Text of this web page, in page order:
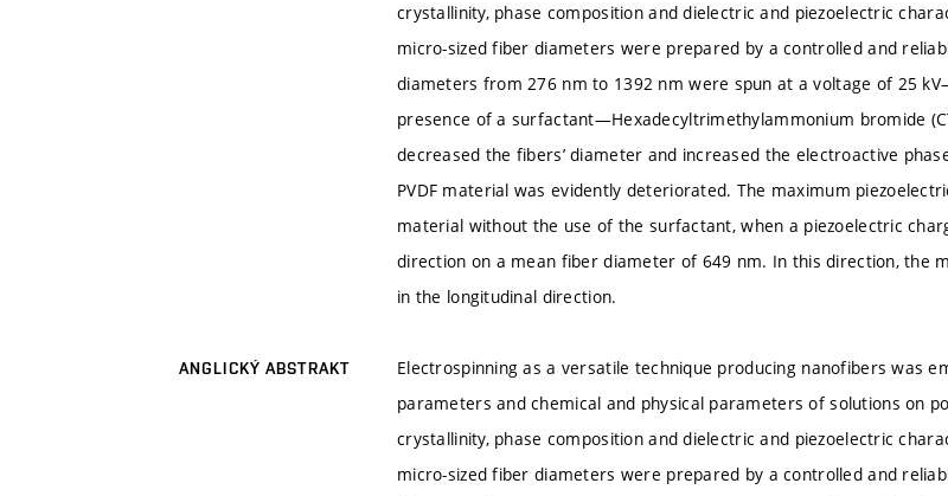
crystallinity, phase composition and dielectric and piezoelectric
micro-sized fiber diameters were prepared by a controlled and
diameters from 276 nm to 1392 nm were spun at a voltage of 25
presence of a surfactant—Hexadecyltrimethylammonium bromide
decreased the fibers’ diameter and increased the electroactive
PVDF material was evidently deteriorated. The maximum
material without the use of the surfactant, when a piezoelectric
direction on a mean fiber diameter of 649 nm. In this direction, the
in the longitudinal direction.
ANGLICKÝ ABSTRAKT
Electrospinning as a versatile technique producing nanofibers was
parameters and chemical and physical parameters of solutions on
crystallinity, phase composition and dielectric and piezoelectric
micro-sized fiber diameters were prepared by a controlled and